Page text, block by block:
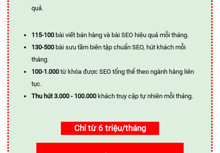
quả.
115-100 bài viết bán hàng và bài SEO hiệu quả mỗi tháng.
130-500 bài sưu tầm biên tập chuẩn SEO, hút khách mỗi
tháng.
100-1.000 từ khóa được SEO tổng thể theo ngành hàng liên
tục.
Thu hút 3.000 - 100.000 khách truy cập tự nhiên mỗi tháng.
Chỉ từ 6 triệu/tháng